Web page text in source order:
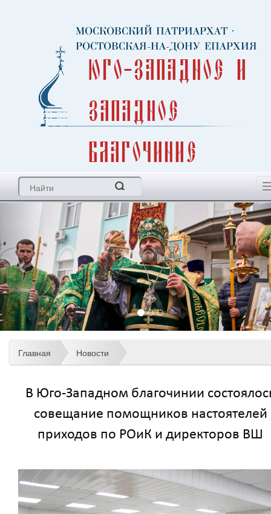
МОСКОВСКИЙ ПАТРИАРХАТ ·
РОСТОВСКАЯ-НА-ДОНУ ЕПАРХИЯ
Юго-Западное и
Западное
благочиние
Главная Новости
В Юго-Западном благочинии
совещание помощников настоятелей
приходов по РОиК и директоров ВШ